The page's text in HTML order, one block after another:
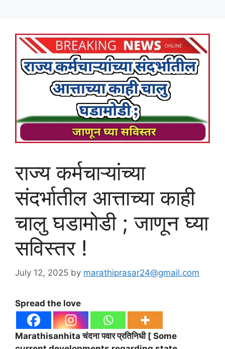
राज्य कर्मचाऱ्यांच्या
संदर्भातील आत्ताच्या काही
चालु घडामोडी ; जाणून घ्या
सविस्तर !
July 12, 2025 by marathiprasar24@gmail.com
Spread the love
Marathisanhita चंदना पवार प्रतिनिधी [ Some